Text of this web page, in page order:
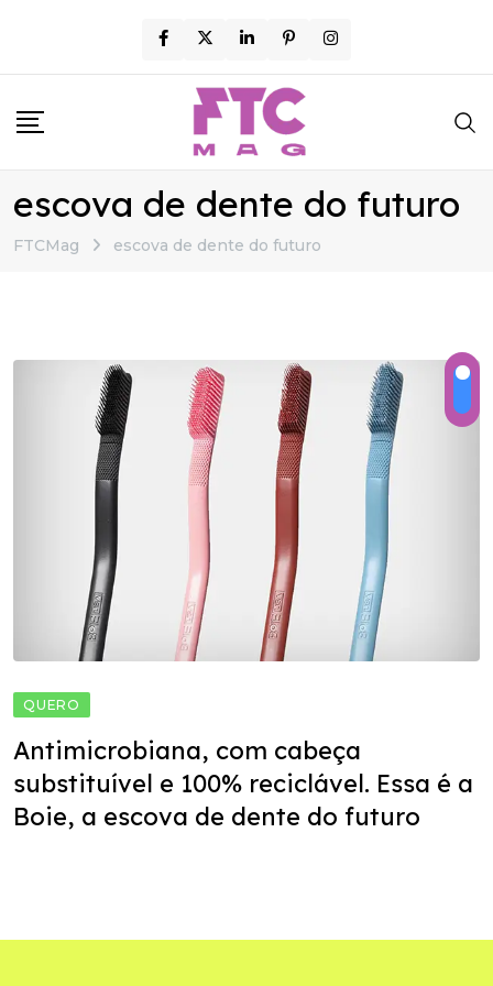
content
escova de dente do futuro
FTCMag escova de dente do futuro
QUERO
Antimicrobiana, com cabeça
substituível e 100% reciclável. Essa é a
Boie, a escova de dente do futuro